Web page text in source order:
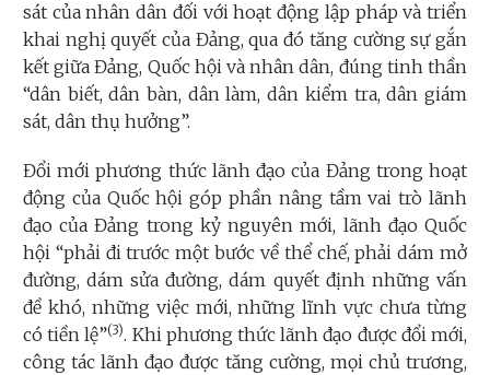
sát của nhân dân đối với hoạt động lập pháp và triển
khai nghị quyết của Đảng, qua đó tăng cường sự gắn
kết giữa Đảng, Quốc hội và nhân dân, đúng tinh thần
“dân biết, dân bàn, dân làm, dân kiểm tra, dân giám
sát, dân thụ hưởng”.
Đổi mới phương thức lãnh đạo của Đảng trong hoạt
động của Quốc hội góp phần nâng tầm vai trò lãnh
đạo của Đảng trong kỷ nguyên mới, lãnh đạo Quốc
hội “phải đi trước một bước về thể chế, phải dám mở
đường, dám sửa đường, dám quyết định những vấn
đề khó, những việc mới, những lĩnh vực chưa từng
có tiền lệ”(3). Khi phương thức lãnh đạo được đổi mới,
công tác lãnh đạo được tăng cường, mọi chủ trương,